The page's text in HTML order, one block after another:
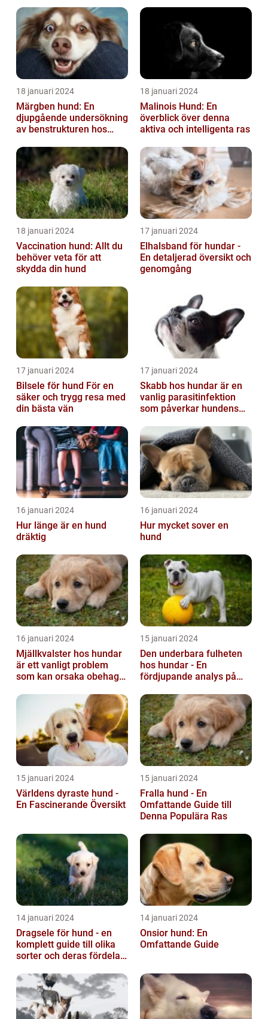
18 januari 2024
Märgben hund: En
djupgående undersökning
av benstrukturen hos
18 januari 2024
Malinois Hund: En
överblick över denna
aktiva och intelligenta ras
18 januari 2024
Vaccination hund: Allt du
behöver veta för att
skydda din hund
17 januari 2024
Elhalsband för hundar -
En detaljerad översikt och
genomgång
17 januari 2024
Bilsele för hund För en
säker och trygg resa med
din bästa vän
17 januari 2024
Skabb hos hundar är en
vanlig parasitinfektion
som påverkar hundens
16 januari 2024
Hur länge är en hund
dräktig
16 januari 2024
Hur mycket sover en
hund
16 januari 2024
Mjällkvalster hos hundar
är ett vanligt problem
som kan orsaka obehag
hunden...
15 januari 2024
Den underbara fulheten
hos hundar - En
fördjupande analys på
15 januari 2024
Världens dyraste hund -
En Fascinerande Översikt
15 januari 2024
Fralla hund - En
Omfattande Guide till
Denna Populära Ras
14 januari 2024
Dragsele för hund - en
komplett guide till olika
sorter och deras fördelar
14 januari 2024
Onsior hund: En
Omfattande Guide